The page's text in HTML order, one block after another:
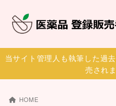
当サイト管理人も執筆した過
売され
HOME